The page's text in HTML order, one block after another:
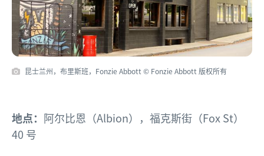
昆士兰州，布里斯班，Fonzie Abbott © Fonzie Abbott 版权所有
地点： 阿尔比恩（Albion），福克斯街（Fox St）
40 号